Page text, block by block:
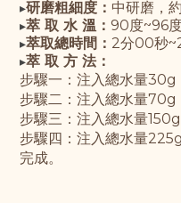
▸研磨粗細度： 中研磨，
▸萃 取 水 溫： 90度~96度
▸萃取總時間： 2分00秒
▸萃 取 方 法：
步驟一： 注入總水量30g
步驟二：注入總水量70g
步驟三：注入總水量150g
步驟四：注入總水量
完成。